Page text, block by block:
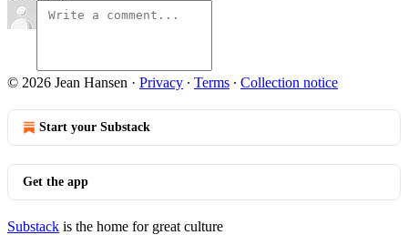
© 2026 Jean Hansen · Privacy ∙ Terms ∙ Collection notice
Start your Substack
Get the app
Substack is the home for great culture